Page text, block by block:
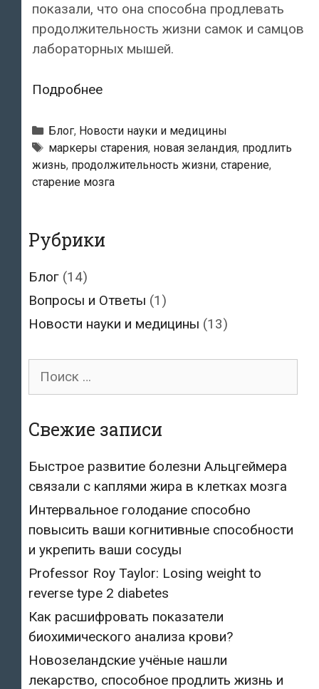
показали, что она способна продлевать
продолжительность жизни самок и самцов
лабораторных мышей.
ПодробнееНовозеландские
нашли
лекарство,
способное
продлить
качественно
старения
Рубрики
Блог, Новости науки и медицины
Тэги
маркеры старения, новая зеландия, продлить
жизнь, продолжительность жизни, старение,
старение мозга
Рубрики
Блог (14)
Вопросы и Ответы (1)
Новости науки и медицины (13)
Поиск
Свежие записи
Быстрое развитие болезни Альцгеймера
связали с каплями жира в клетках мозга
Интервальное голодание способно
повысить ваши когнитивные способности
и укрепить ваши сосуды
Professor Roy Taylor: Losing weight to
reverse type 2 diabetes
Как расшифровать показатели
биохимического анализа крови?
Новозеландские учёные нашли
лекарство, способное продлить жизнь и